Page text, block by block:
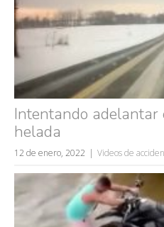
Intentando adelantar
helada
12 de enero, 2022 Videos de